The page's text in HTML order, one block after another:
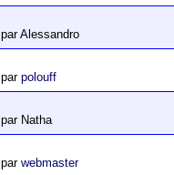
par Alessandro
parpolouff
par Natha
parwebmaster